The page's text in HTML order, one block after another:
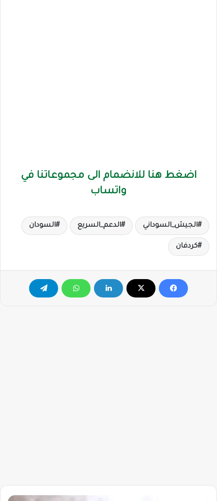
اضغط هنا للانضمام الى مجموعاتنا في
واتساب
الجيش_السوداني الدعم_السريع السودان
كردفان